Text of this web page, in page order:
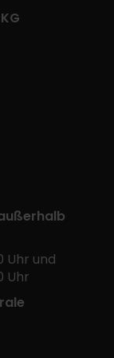
Uhr und
Uhr